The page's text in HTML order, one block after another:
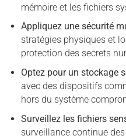
mémoire et les fichiers
Appliquez une sécurité
stratégies physiques et
protection des secrets
Optez pour un stockage
avec des dispositifs
hors du système
Surveillez les fichiers
surveillance continue